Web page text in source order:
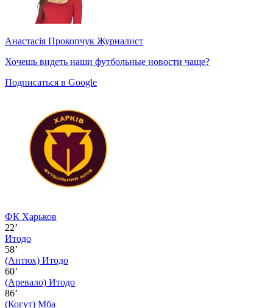
Анастасія Прокопчук Журналист
Хочешь видеть наши футбольные новости чаще?
Подписаться в Google
ФК Харьков
22’
Итодо
58’
(Антюх) Итодо
60’
(Аревало) Итодо
86’
(Когут) Мба